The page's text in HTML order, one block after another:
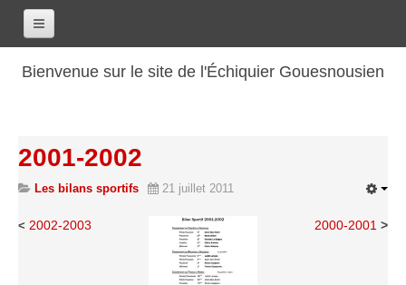
Bienvenue sur le site de l'Échiquier Gouesnousien
Les renseignements
Les coordonnées
Les horaires
2001-2002
Les bilans sportifs 21 juillet 2011
< 2002-2003 2000-2001 >